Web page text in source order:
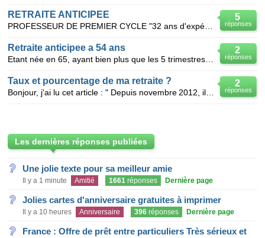
5
réponses
RETRAITE ANTICIPEE
2
réponses
Retraite anticipee a 54 ans
2
réponses
Taux et pourcentage de ma retraite ?
Les dernières réponses publiées
Une jolie texte pour sa meilleur amie
Il y a 1 minute Amitié 1661 réponses Dernière page
Jolies cartes d'anniversaire gratuites à imprimer
Il y a 10 heures Anniversaire 396 réponses Dernière page
France : Offre de prêt entre particuliers Très sérieux et